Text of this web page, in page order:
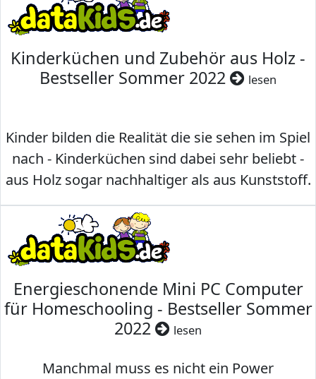
Kinderküchen und Zubehör aus Holz -
Bestseller Sommer 2022
lesen
Kinder bilden die Realität die sie sehen im Spiel
nach - Kinderküchen sind dabei sehr beliebt -
aus Holz sogar nachhaltiger als aus Kunststoff.
Energieschonende Mini PC Computer
für Homeschooling - Bestseller Sommer
2022
lesen
Manchmal muss es nicht ein Power